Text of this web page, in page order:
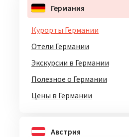
Германия
Курорты Германии
Отели Германии
Экскурсии в Германии
Полезное о Германии
Цены в Германии
Австрия